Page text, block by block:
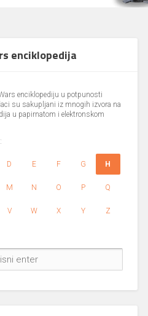
enciklopedija
enciklopediju u potpunosti
su sakupljani iz mnogih izvora na
u papirnatom i elektronskom
D E F G H
M N O P Q
V W X Y Z